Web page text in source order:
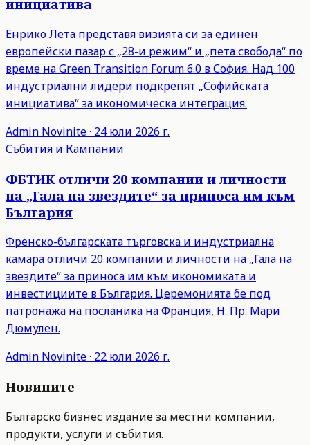
инициатива
Енрико Лета представя визията си за единен
европейски пазар с „28-и режим“ и „пета свобода“ по
време на Green Transition Forum 6.0 в София. Над 100
индустриални лидери подкрепят „Софийската
инициатива“ за икономическа интеграция.
Admin Novinite· 24 юли 2026 г.
Събития и Кампании
ФБТИК отличи 20 компании и личности
на „Гала на звездите“ за приноса им към
България
Френско-българската търговска и индустриална
камара отличи 20 компании и личности на „Гала на
звездите“ за приноса им към икономиката и
инвестициите в България. Церемонията бе под
патронажа на посланика на Франция, Н. Пр. Мари
Дюмулен.
Admin Novinite· 22 юли 2026 г.
Новините
Българско бизнес издание за местни компании,
продукти, услуги и събития.